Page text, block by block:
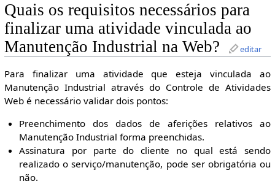
Quais os requisitos necessários para
finalizar uma atividade vinculada ao
Manutenção Industrial na Web?
editar
Para finalizar uma atividade que esteja vinculada ao
Manutenção Industrial através do Controle de Atividades
Web é necessário validar dois pontos:
Preenchimento dos dados de aferições relativos ao
Manutenção Industrial forma preenchidas.
Assinatura por parte do cliente no qual está sendo
realizado o serviço/manutenção, pode ser obrigatória ou
não.